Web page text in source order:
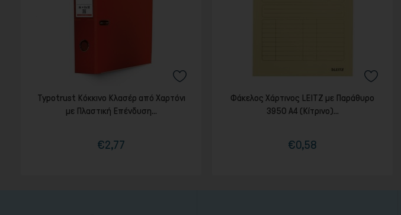
Typotrust Κόκκινο Κλασέρ από Χαρτόνι
με Πλαστική Επένδυση...
Τιμή
€2,77Κανονική
Φάκελος Χάρτινος LEITZ με Παράθυρο
3950 A4 (Κίτρινο)...
Τιμή
€0,58Κανονική